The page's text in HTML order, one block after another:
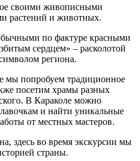
своими живописными
растений и животных.
по фактуре красными
сердцем» – расколотой
региона.
мы попробуем традиционное
посетим храмы разных
В Караколе можно
и найти уникальные
от местных мастеров.
здесь во время экскурсии мы
страны.